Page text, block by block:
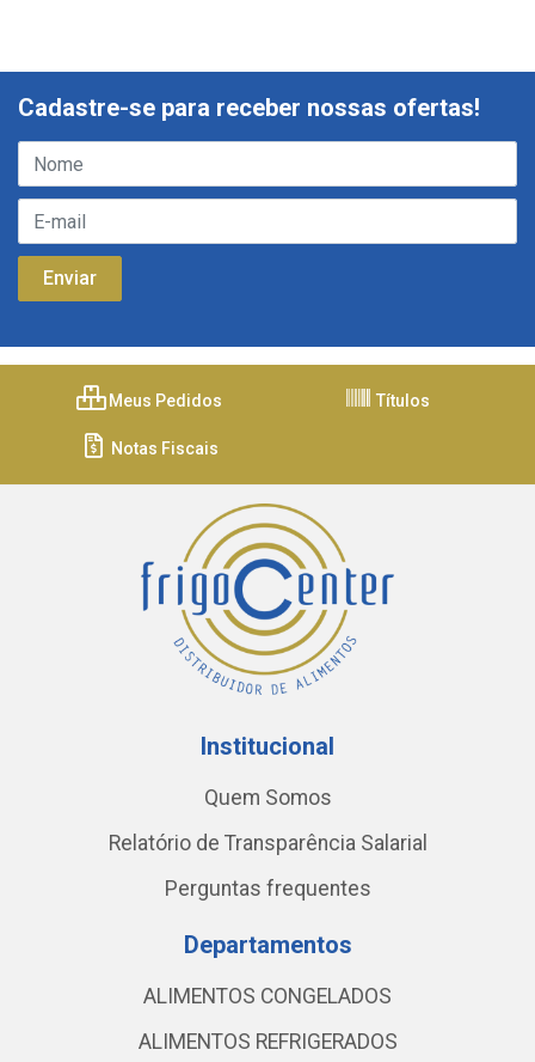
Cadastre-se para receber nossas ofertas!
Meus Pedidos Títulos
Notas Fiscais
Institucional
Quem Somos
Relatório de Transparência Salarial
Perguntas frequentes
Departamentos
ALIMENTOS CONGELADOS
ALIMENTOS REFRIGERADOS